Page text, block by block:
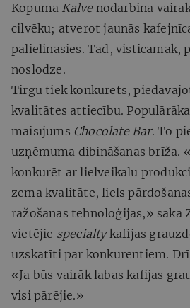
Kopumā Kalvenodarbina
cilvēku; atverot jaunās
palielināsies. Tad, visticamāk,
noslodze.
Tirgū tiek konkurēts,
kvalitātes attiecību.
maisījums Chocolate Bar. To
uzņēmuma dibināšanas brīža.
konkurēt ar lielveikalu
zema kvalitāte, liels
ražošanas tehnoloģijas,» saka
vietējie specialtykafijas
uzskatīti par konkurentiem.
«Ja būs vairāk labas kafijas
visi pārējie.»